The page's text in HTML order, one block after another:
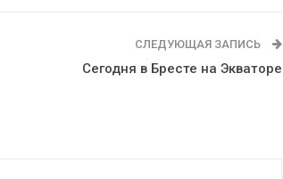
СЛЕДУЮЩАЯ ЗАПИСЬ
Сегодня в Бресте на Экваторе